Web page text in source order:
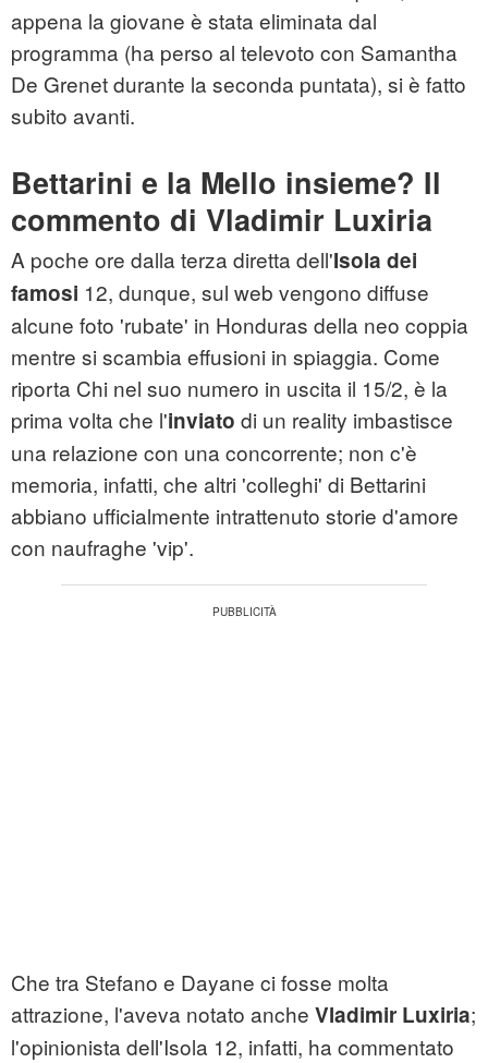
appena la giovane è stata eliminata dal
programma (ha perso al televoto con Samantha
De Grenet durante la seconda puntata), si è fatto
subito avanti.
Bettarini e la Mello insieme? Il
commento di Vladimir Luxiria
A poche ore dalla terza diretta dell'Isola dei
famosi 12, dunque, sul web vengono diffuse
alcune foto 'rubate' in Honduras della neo coppia
mentre si scambia effusioni in spiaggia. Come
riporta Chi nel suo numero in uscita il 15/2, è la
prima volta che l'inviato di un reality imbastisce
una relazione con una concorrente; non c'è
memoria, infatti, che altri 'colleghi' di Bettarini
abbiano ufficialmente intrattenuto storie d'amore
con naufraghe 'vip'.
Che tra Stefano e Dayane ci fosse molta
attrazione, l'aveva notato anche Vladimir Luxiria;
l'opinionista dell'Isola 12, infatti, ha commentato